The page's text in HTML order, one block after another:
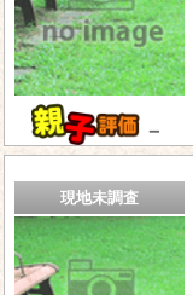
－
現地未調査